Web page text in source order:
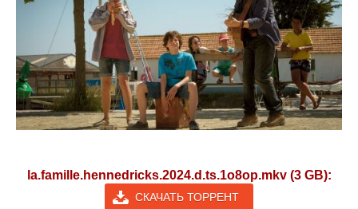
la.famille.hennedricks.2024.d.ts.1o8op.mkv (3 GB):
СКАЧАТЬ ТОРРЕНТ